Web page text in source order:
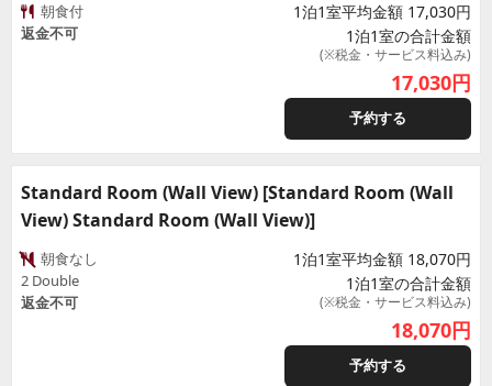
朝食付
返金不可
1泊1室平均金額 17,030円
1泊1室の合計金額
(※税金・サービス料込み)
17,030円
予約する
Standard Room (Wall View) [Standard Room (Wall
View) Standard Room (Wall View)]
朝食なし
2 Double
返金不可
1泊1室平均金額 18,070円
1泊1室の合計金額
(※税金・サービス料込み)
18,070円
予約する